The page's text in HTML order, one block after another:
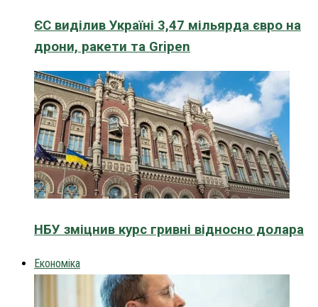
ЄС виділив Україні 3,47 мільярда євро на
дрони, ракети та Gripen
НБУ зміцнив курс гривні відносно долара
Економіка